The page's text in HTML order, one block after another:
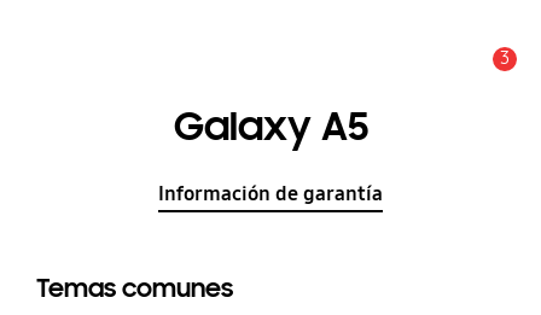
3
Galaxy A5
Información de garantía
Temas comunes